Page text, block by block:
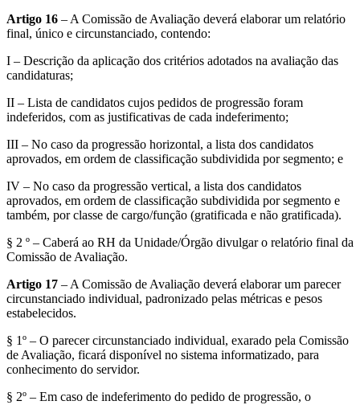
Artigo 16 – A Comissão de Avaliação deverá elaborar um relatório
final, único e circunstanciado, contendo:
I – Descrição da aplicação dos critérios adotados na avaliação das
candidaturas;
II – Lista de candidatos cujos pedidos de progressão foram
indeferidos, com as justificativas de cada indeferimento;
III – No caso da progressão horizontal, a lista dos candidatos
aprovados, em ordem de classificação subdividida por segmento; e
IV – No caso da progressão vertical, a lista dos candidatos
aprovados, em ordem de classificação subdividida por segmento e
também, por classe de cargo/função (gratificada e não gratificada).
§ 2 º – Caberá ao RH da Unidade/Órgão divulgar o relatório final da
Comissão de Avaliação.
Artigo 17 – A Comissão de Avaliação deverá elaborar um parecer
circunstanciado individual, padronizado pelas métricas e pesos
estabelecidos.
§ 1º – O parecer circunstanciado individual, exarado pela Comissão
de Avaliação, ficará disponível no sistema informatizado, para
conhecimento do servidor.
§ 2º – Em caso de indeferimento do pedido de progressão, o